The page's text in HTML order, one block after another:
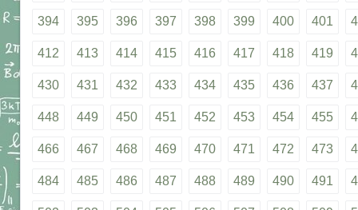
394 395 396 397 398 399 400 401
412 413 414 415 416 417 418 419
430 431 432 433 434 435 436 437
448 449 450 451 452 453 454 455
466 467 468 469 470 471 472 473
484 485 486 487 488 489 490 491